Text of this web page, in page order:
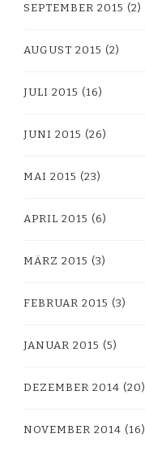
SEPTEMBER 2015 (2)
AUGUST 2015 (2)
JULI 2015 (16)
JUNI 2015 (26)
MAI 2015 (23)
APRIL 2015 (6)
MÄRZ 2015 (3)
FEBRUAR 2015 (3)
JANUAR 2015 (5)
DEZEMBER 2014 (20)
NOVEMBER 2014 (16)